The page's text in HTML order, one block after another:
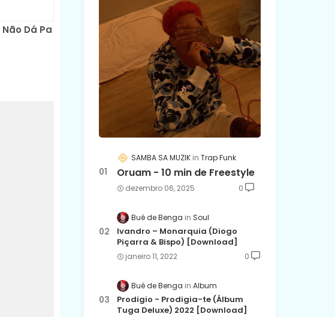
Não Dá Pa
SAMBA SA MUZIK Trap Funk
Oruam - 10 min de Freestyle
dezembro 06, 2025 0
Bué de Benga Soul
Ivandro – Monarquia (Diogo
Piçarra & Bispo) [Download]
janeiro 11, 2022 0
Bué de Benga Album
Prodigio - Prodigia-te (Álbum
Tuga Deluxe) 2022 [Download]